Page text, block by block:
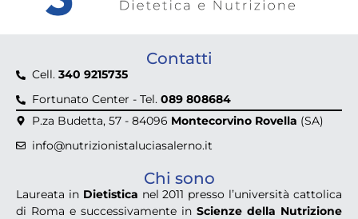
Contatti
Cell. 340 9215735
Fortunato Center - Tel. 089 808684
P.za Budetta, 57 - 84096 Montecorvino Rovella (SA)
info@nutrizionistaluciasalerno.it
Chi sono
Laureata in Dietistica nel 2011 presso l’università cattolica
di Roma e successivamente in Scienze della Nutrizione